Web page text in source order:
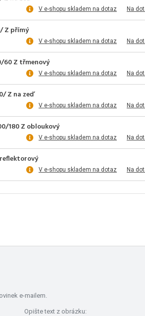
V e-shopu skladem na dotaz Na
Z přímý
V e-shopu skladem na dotaz Na
60 Z třmenový
V e-shopu skladem na dotaz Na
Z na zeď
V e-shopu skladem na dotaz Na
180 Z obloukový
V e-shopu skladem na dotaz Na
V e-shopu skladem na dotaz Na
e-mailem.
Opište text z obrázku: